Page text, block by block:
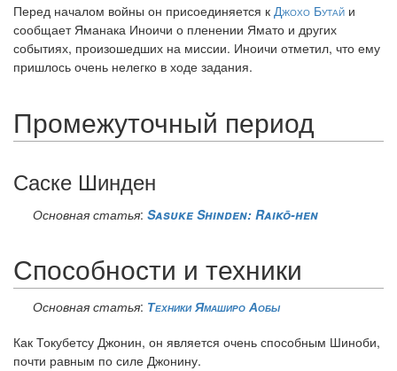
Перед началом войны он присоединяется к Джохо Бутай и
сообщает Яманака Иноичи о пленении Ямато и других
событиях, произошедших на миссии. Иноичи отметил, что ему
пришлось очень нелегко в ходе задания.
Промежуточный период
Саске Шинден
Основная статья:Sasuke Shinden: Raikō-hen
Способности и техники
Основная статья: Техники Ямаширо Аобы
Как Токубетсу Джонин, он является очень способным Шиноби,
почти равным по силе Джонину.